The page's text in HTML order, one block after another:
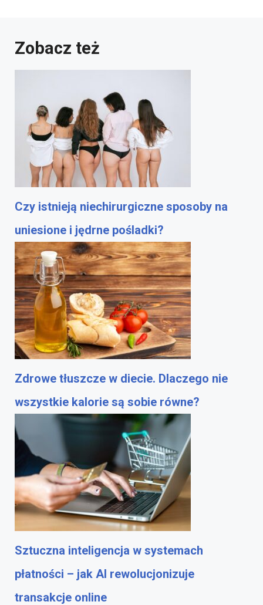
Zobacz też
Czy istnieją niechirurgiczne sposoby na
uniesione i jędrne pośladki?
Zdrowe tłuszcze w diecie. Dlaczego nie
wszystkie kalorie są sobie równe?
Sztuczna inteligencja w systemach
płatności – jak AI rewolucjonizuje
transakcje online